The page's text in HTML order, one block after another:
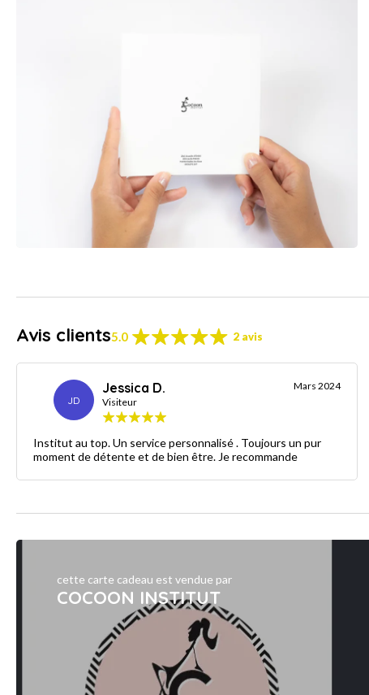
Avis clients5.0 2 avis
JD
Jessica D.
Visiteur
Mars 2024
Institut au top. Un service personnalisé . Toujours un pur
moment de détente et de bien être. Je recommande
cette carte cadeau est vendue par
COCOON INSTITUT